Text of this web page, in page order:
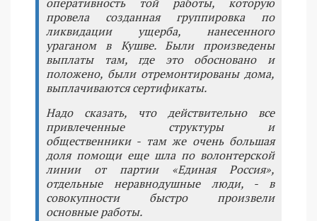
оперативность той работы, которую
провела созданная группировка по
ликвидации ущерба, нанесенного
ураганом в Кушве. Были произведены
выплаты там, где это обосновано и
положено, были отремонтированы дома,
выплачиваются сертификаты.
Надо сказать, что действительно все
привлеченные структуры и
общественники - там же очень большая
доля помощи еще шла по волонтерской
линии от партии «Единая Россия»,
отдельные неравнодушные люди, - в
совокупности быстро произвели
основные работы.